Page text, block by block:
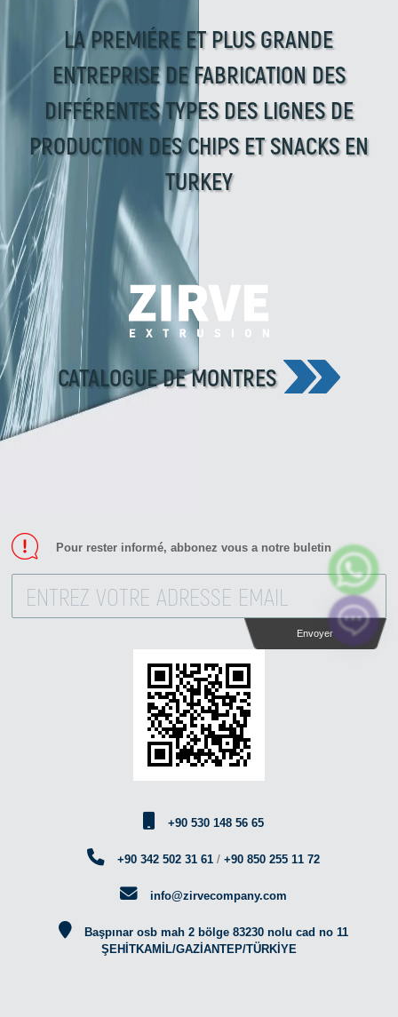
LA PREMIÉRE ET PLUS GRANDE
ENTREPRISE DE FABRICATION DES
DIFFÉRENTES TYPES DES LIGNES DE
PRODUCTION DES CHIPS ET SNACKS EN
TURKEY
CATALOGUE DE MONTRES
Pour rester informé, abbonez vous a notre buletin
Envoyer
+90 530 148 56 65
+90 342 502 31 61/ +90 850 255 11 72
info@zirvecompany.com
Başpınar osb mah 2 bölge 83230 nolu cad no 11
ŞEHİTKAMİL/GAZİANTEP/TÜRKİYE